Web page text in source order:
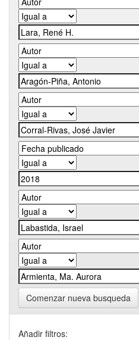
Comenzar nueva busqueda
Añadir filtros: